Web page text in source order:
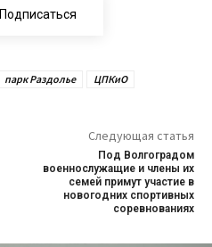
Подписаться
парк Раздолье ЦПКиО
Следующая статья
Под Волгоградом
военнослужащие и члены их
семей примут участие в
новогодних спортивных
соревнованиях